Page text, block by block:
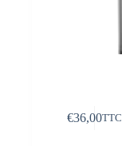
€36,00TTC